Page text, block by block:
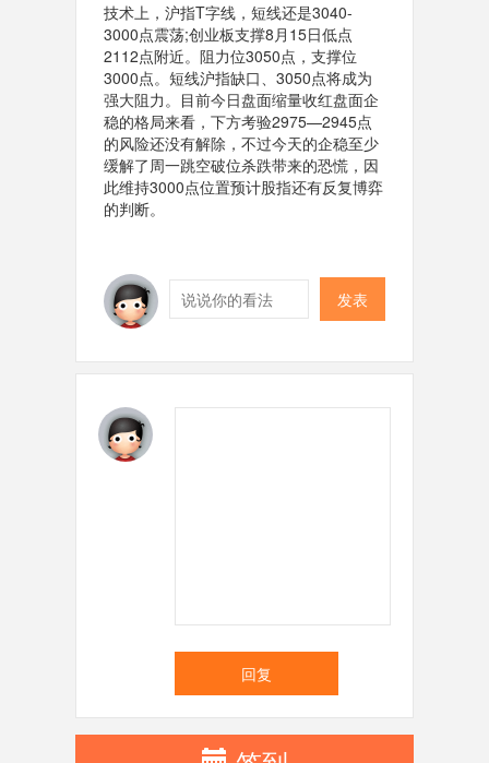
技术上，沪指T字线，短线还是3040-
3000点震荡;创业板支撑8月15日低点
2112点附近。阻力位3050点，支撑位
3000点。短线沪指缺口、3050点将成为
强大阻力。 目前今日盘面缩量收红盘面企
稳的格局来看，下方考验2975—2945点
的风险还没有解除，不过今天的企稳至少
缓解了周一跳空破位杀跌带来的恐慌，因
此维持3000点位置预计股指还有反复博弈
的判断。
发表
回复